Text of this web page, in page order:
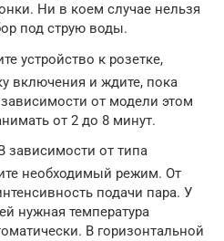
Ни в коем случае нельзя
под струю воды.
устройство к розетке,
включения и ждите, пока
зависимости от модели этом
от 2 до 8 минут.
зависимости от типа
необходимый режим. От
подачи пара. У
нужная температура
В горизонтальной